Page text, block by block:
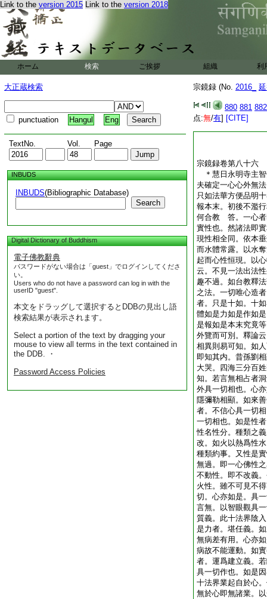
Link to the version 2015 Link to the version 2018
ホーム 検索 ご挨拶 組織 利
大正蔵検索
punctuation Hangul Eng
TextNo. Vol. Page
INBUDS
INBUDS(Bibliographic Database)
Search
Digital Dictionary of Buddhism
電子佛教辭典
パスワードがない場合は「guest」でログインしてくださ
い。
Users who do not have a password can log in with the
userID "guest".
本文をドラッグして選択するとDDBの見出し語
検索結果が表示されます。
Select a portion of the text by dragging your
mouse to view all terms in the text contained in
the DDB. ・
Password Access Policies
宗鏡録 (No. 2016_
880 881 882
点:無/有] [CITE]
暫知音。因此遂蒙
練一明光照
塵沙含妙寶。故喩
不照心。若能對境
如來今日除分別。
習存終始。眞照何
＊戊申歳分司大
宗鏡録卷第八十六
＊慧日永明寺主
夫確定一心心外無
只如法華方便品明
報本末。初後不濫
何合教 答。一心者
實性也。然諸法即
現性相全同。依本
而水體常露。以水
起而心性恒現。以
云。不見一法出法
趣不過。如台教釋
之法。一切唯心造
者。只是十如。十
體如是力如是作如
是報如是本末究竟
外覽而可別。釋論
相異則易可知。如
即知其内。昔孫劉
大哭。四海三分百
知。若言無相占者
外具一切相也。心
隱彌勒相顯。如來
者。不信心具一切
一切相也。如是性
性名性分。種類之
改。如火以熱爲性
種類約事。又性是
無過。即一心佛性
不動性。即不改義
火性。雖不可見不
切。心亦如是。具
言無。以智眼觀具
質義。此十法界陰
是力者。堪任義。
無病差有用。心亦
病故不能運動。如
者。運爲建立義。
具一切作也。如是
十法界業起自於心
無於心即無諸業。